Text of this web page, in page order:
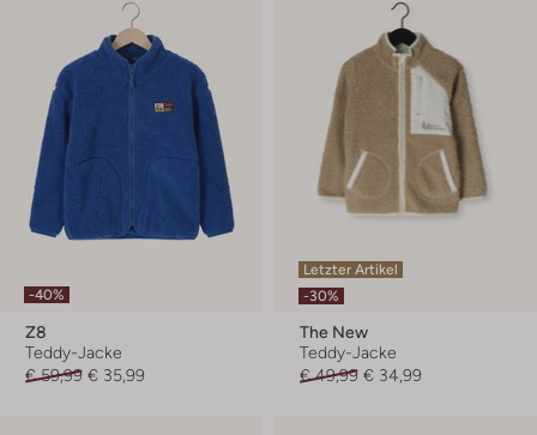
-40%
Z8
Teddy-Jacke
€ 59,99 € 35,99
Letzter Artikel
-30%
The New
Teddy-Jacke
€ 49,99 € 34,99